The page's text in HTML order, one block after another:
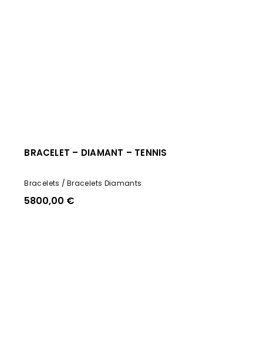
BRACELET – DIAMANT – TENNIS
Bracelets Bracelets Diamants
5800,00 €